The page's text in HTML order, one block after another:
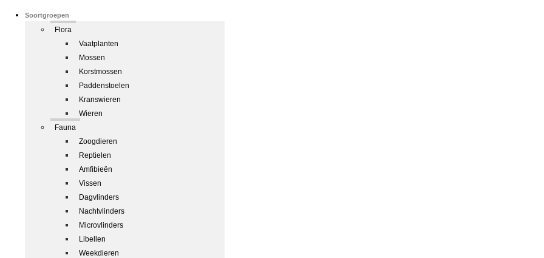
Soortgroepen
Flora
Vaatplanten
Mossen
Korstmossen
Paddenstoelen
Kranswieren
Wieren
Fauna
Zoogdieren
Reptielen
Amfibieën
Vissen
Dagvlinders
Nachtvlinders
Microvlinders
Libellen
Weekdieren